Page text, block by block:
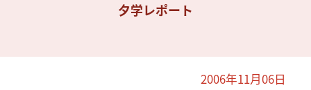
夕学レポート
2006年11月06日